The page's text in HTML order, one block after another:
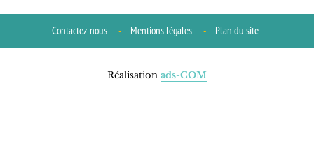
Contactez-nous Mentions légales Plan du site
Réalisation ads-COM